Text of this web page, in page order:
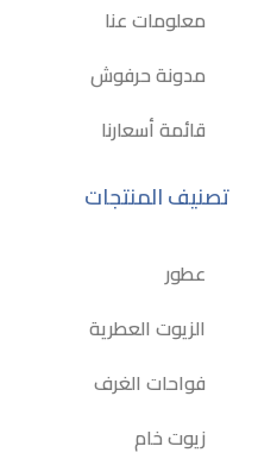
معلومات عنا
مدونة حرفوش
قائمة أسعارنا
تصنيف المنتجات
عطور
الزيوت العطرية
فواحات الغرف
زيوت خام